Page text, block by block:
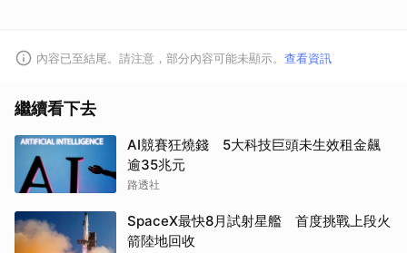
內容已至結尾。請注意，部分內容可能未顯示。 查看資訊
繼續看下去
AI競賽狂燒錢 5大科技巨頭未生效租金飆
逾35兆元
路透社
SpaceX最快8月試射星艦 首度挑戰上段火
箭陸地回收